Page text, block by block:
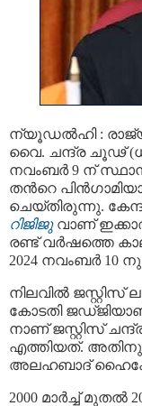
ന്യൂഡൽഹി :
വൈ. ചന്ദ്ര ചൂഢ്
നവംബർ 9 ന്
തന്‍റെ
ചെയ്തിരുന്നു.
റിജിജുവാണ്
രണ്ട് വര്‍ഷത്തെ
2024 നവംബര്‍ 10
നിലവിൽ ജസ്റ്റിസ്
കോടതി
നാണ് ജസ്റ്റിസ്
എത്തിയത്. അതിനു
അലഹബാദ്
2000 മാർച്ച്